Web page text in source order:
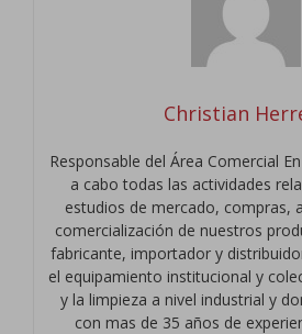
Christian
Responsable del Área Comercial
a cabo todas las actividades
estudios de mercado, compras,
comercialización de nuestros
fabricante, importador y
el equipamiento institucional y
y la limpieza a nivel industrial y
con mas de 35 años de